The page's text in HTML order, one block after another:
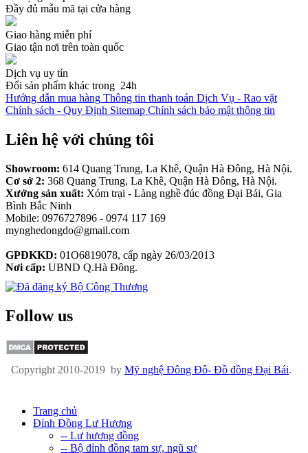
Đầy đủ mẫu mã tại cửa hàng
Giao hàng miễn phí
Giao tận nơi trên toàn quốc
Dịch vụ uy tín
Đổi sản phẩm khác trong 24h
Hướng dẫn mua hàng Thông tin thanh toán Dịch Vụ - Rao vặt
Chính sách - Quy Định Sitemap Chính sách bảo mật thông tin
Liên hệ với chúng tôi
Showroom: 614 Quang Trung, La Khê, Quận Hà Đông, Hà Nội.
Cơ sở 2: 368 Quang Trung, La Khê, Quận Hà Đông, Hà Nội.
Xưởng sản xuất: Xóm trại - Làng nghề đúc đồng Đại Bái, Gia
Bình Bắc Ninh
Mobile: 0976727896 - 0974 117 169
mynghedongdo@gmail.com
GPĐKKD: 01O6819078, cấp ngày 26/03/2013
Nơi cấp: UBND Q.Hà Đông.
Follow us
Copyright 2010-2019 by Mỹ nghệ Đông Đô- Đồ đồng Đại Bái.
Trang chủ
Đỉnh Đồng Lư Hương
-- Lư hương đồng
-- Bộ đỉnh đồng tam sự, ngũ sự